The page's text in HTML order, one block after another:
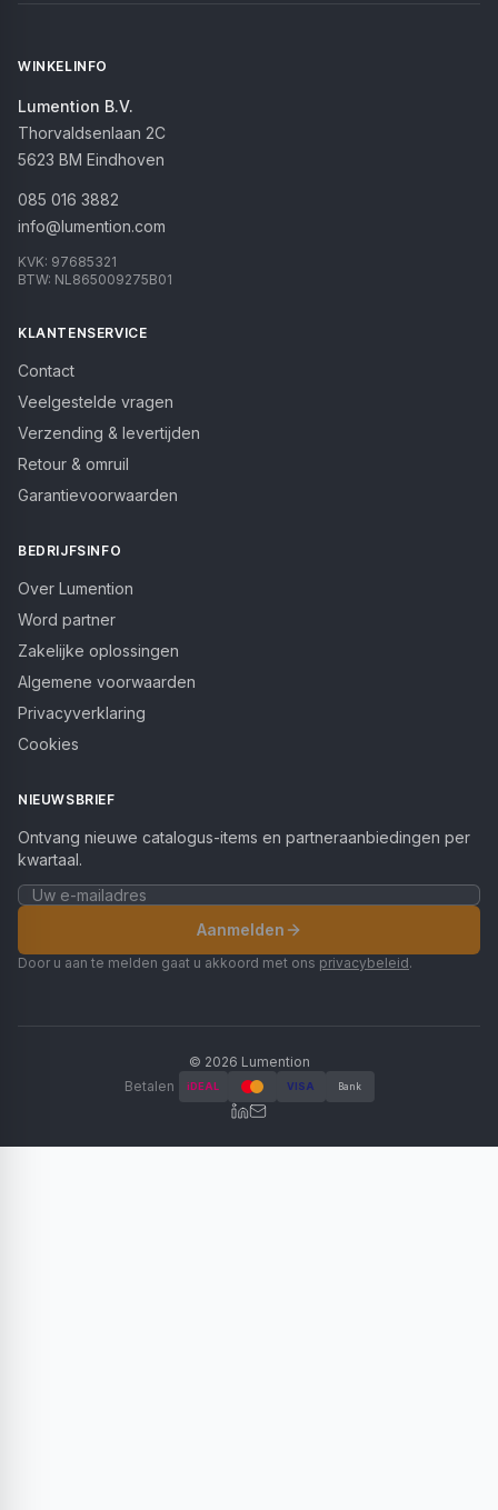
WINKELINFO
Lumention B.V.
Thorvaldsenlaan 2C
5623 BM Eindhoven
085 016 3882
info@lumention.com
KVK: 97685321
BTW: NL865009275B01
KLANTENSERVICE
Contact
Veelgestelde vragen
Verzending & levertijden
Retour & omruil
Garantievoorwaarden
BEDRIJFSINFO
Over Lumention
Word partner
Zakelijke oplossingen
Algemene voorwaarden
Privacyverklaring
Cookies
NIEUWSBRIEF
Ontvang nieuwe catalogus-items en partneraanbiedingen per
kwartaal.
Aanmelden
Door u aan te melden gaat u akkoord met ons privacybeleid.
© 2026 Lumention
Betalen
iDEAL VISA Bank